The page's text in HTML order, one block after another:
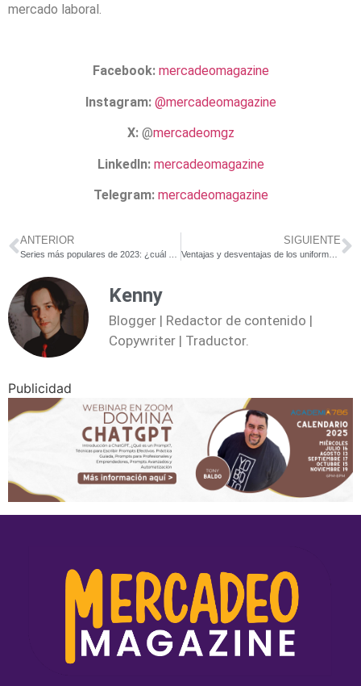
mercado laboral.
Facebook: mercadeomagazine
Instagram: @mercadeomagazine
X: @mercadeomgz
LinkedIn: mercadeomagazine
Telegram: mercadeomagazine
ANTERIOR SIGUIENTE
Ventajas y desventajas de los uniformes laborales
Kenny
Blogger | Redactor de contenido |
Copywriter | Traductor.
Publicidad